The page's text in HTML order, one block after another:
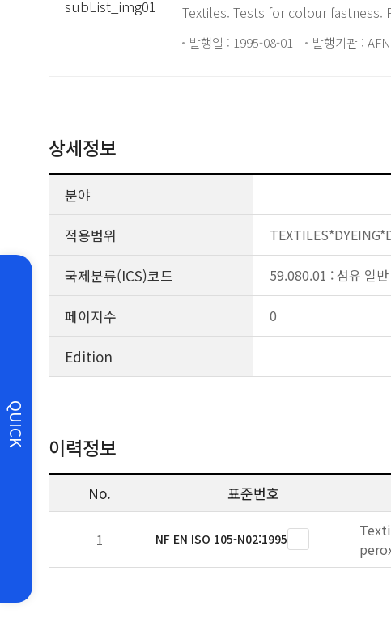
QUICK
Textiles. Tests for colour fastness.
발행일 : 1995-08-01 발행기관 :
상세정보
분야
적용범위
국제분류(ICS)코드 59.080.01 : 섬유 일반
페이지수 0
Edition
이력정보
No. 표준번호
1 NF EN ISO 105-N02:1995